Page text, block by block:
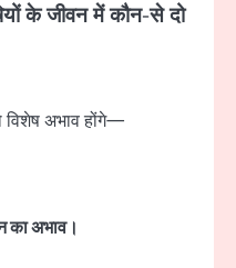
के जीवन में कौन-से दो
अभाव होंगे—
का अभाव।